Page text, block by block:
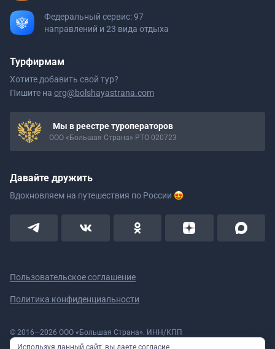
Федеральный сервис: 97
направлений и 23 вида отдыха
Турфирмам
Хотите добавить свой тур?
Пишите на org@bolshayastrana.com
Мы в реестре туроператоров
ООО «Большая Страна» РТО 020723
Давайте дружить
Вдохновляем на путешествия по России
Пользовательское соглашение
Политика конфиденциальности
© 2016—2026 ООО «Большая Страна». ИНН/КПП
5908078160/590801001 ОГРН 1185958020533
Используя данный сайт, вы даете согласие